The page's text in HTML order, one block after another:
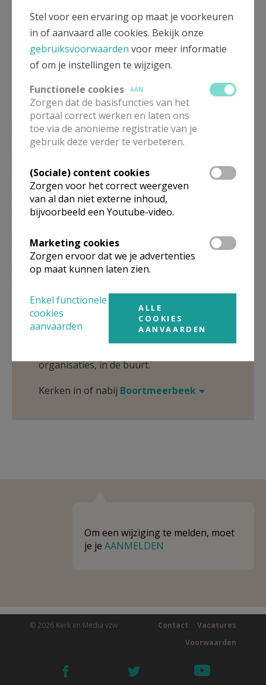
30/08
11.00 Eucharistie
11.00 Eucharistie
30/05
11.00 Eucharistie
Omgeving
Niet gevonden wat je zocht? Hier vind je
organisaties, in de buurt.
Kerken in of nabij Boortmeerbeek
Om een wijziging te melden, moet
je je AANMELDEN
© 2026 Kerk en Media vzw Vacatures
Contact
Voorwaarden
Stel voor een ervaring op maat je voorkeuren
in of aanvaard alle cookies. Bekijk onze
gebruiksvoorwaarden voor meer informatie
of om je instellingen te wijzigen.
Functionele cookies
AAN
Zorgen dat de basisfuncties van het
portaal correct werken en laten ons
toe via de anonieme registratie van je
gebruik deze verder te verbeteren.
(Sociale) content cookies
Zorgen voor het correct weergeven
van al dan niet externe inhoud,
bijvoorbeeld een Youtube-video.
Marketing cookies
Zorgen ervoor dat we je advertenties
op maat kunnen laten zien.
Enkel functionele
cookies
aanvaarden
ALLE
COOKIES
AANVAARDEN